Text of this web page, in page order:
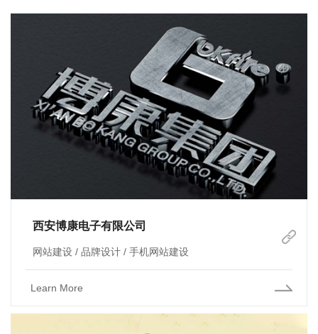
西安博康电子有限公司
网站建设 / 品牌设计 / 手机网站建设
Learn More